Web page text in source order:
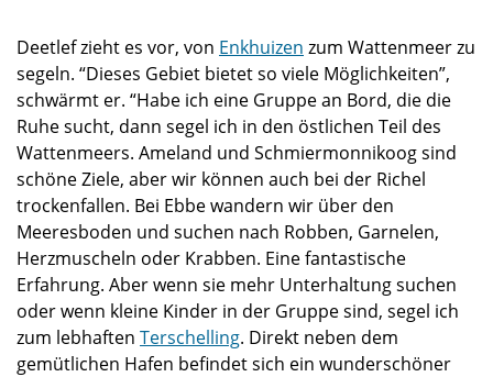
Deetlef zieht es vor, von Enkhuizen zum Wattenmeer zu
segeln. “Dieses Gebiet bietet so viele Möglichkeiten”,
schwärmt er. “Habe ich eine Gruppe an Bord, die die
Ruhe sucht, dann segel ich in den östlichen Teil des
Wattenmeers. Ameland und Schmiermonnikoog sind
schöne Ziele, aber wir können auch bei der Richel
trockenfallen. Bei Ebbe wandern wir über den
Meeresboden und suchen nach Robben, Garnelen,
Herzmuscheln oder Krabben. Eine fantastische
Erfahrung. Aber wenn sie mehr Unterhaltung suchen
oder wenn kleine Kinder in der Gruppe sind, segel ich
zum lebhaften Terschelling. Direkt neben dem
gemütlichen Hafen befindet sich ein wunderschöner